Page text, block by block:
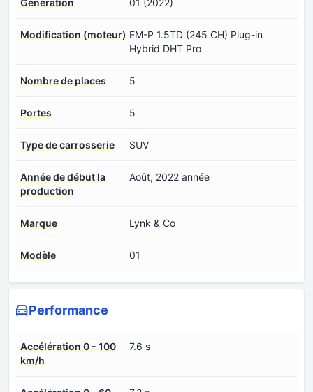
Génération 01 (2022)
Modification (moteur) EM-P 1.5TD (245 CH) Plug-in
Hybrid DHT Pro
Nombre de places 5
Portes 5
Type de carrosserie SUV
Année de début la
production
Août, 2022 année
Marque Lynk & Co
Modèle 01
Performance
Accélération 0 - 100
km/h
7.6 s